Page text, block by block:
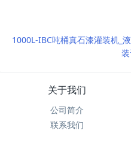
1000L-IBC吨桶真石漆灌装机_
关于我们
公司简介
联系我们